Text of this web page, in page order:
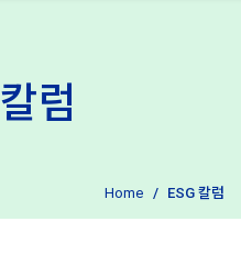
럼
Home ESG 칼럼